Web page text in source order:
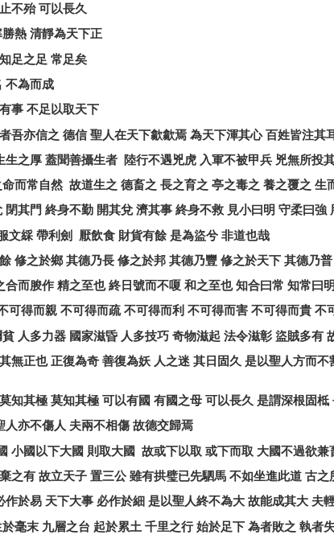
不殆 可以長久
熱 清靜為天下正
足之足 常足矣
不為而成
事 不足以取天下
吾亦信之 德信 聖人在天下歙歙焉 為天下渾其心 百姓皆注其
生之厚 蓋聞善攝生者 陸行不遇兇虎 入軍不被甲兵 兇無所投
命而常自然 故道生之 德畜之 長之育之 亭之毒之 養之覆之 生
閉其門 終身不勤 開其兌 濟其事 終身不救 見小曰明 守柔曰強
文綵 帶利劍 厭飲食 財貨有餘 是為盜兮 非道也哉
修之於鄉 其德乃長 修之於邦 其德乃豐 修之於天下 其德乃普
合而朘作 精之至也 終日號而不嗄 和之至也 知合曰常 知常曰明
可得而親 不可得而疏 不可得而利 不可得而害 不可得而貴 不
貧 人多力器 國家滋昏 人多技巧 奇物滋起 法令滋彰 盜賊多有
無正也 正復為奇 善復為妖 人之迷 其日固久 是以聖人方而不
知其極 莫知其極 可以有國 有國之母 可以長久 是謂深根固柢
人亦不傷人 夫兩不相傷 故德交歸焉
小國以下大國 則取大國 故或下以取 或下而取 大國不過欲兼
之有 故立天子 置三公 雖有拱璧已先駟馬 不如坐進此道 古之
作於易 天下大事 必作於細 是以聖人終不為大 故能成其大 夫
於毫末 九層之台 起於累土 千里之行 始於足下 為者敗之 執者